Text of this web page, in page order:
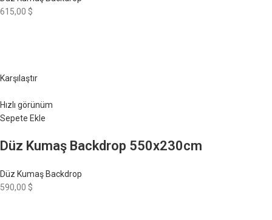
615,00 $
Karşılaştır
Hızlı görünüm
Sepete Ekle
Düz Kumaş Backdrop 550x230cm
Düz Kumaş Backdrop
590,00 $